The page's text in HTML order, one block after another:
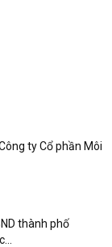
ty Cổ phần Môi
thành phố